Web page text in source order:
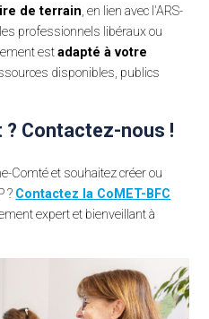
?
de terrain, en lien avec l'ARS-
professionnels libéraux ou
estadapté à votre
disponibles, publics
Contactez-nous !
Comté et souhaitez créer ou
? Contactez la CoMET-BFC
expert et bienveillant à